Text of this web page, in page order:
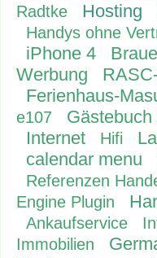
Radtke
Hosting
Handys ohne
iPhone 4
Werbung
Ferienhaus-
e107
Gästebuch
Internet Hifi
calendar menu
Referenzen
Engine Plugin
Ankaufservice
Immobilien